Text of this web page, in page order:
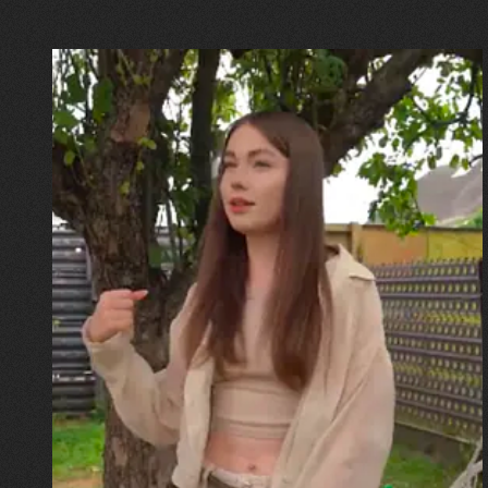
30.07.2026
Калина, Дарина та Віра Папроцькі
"Хвиля була, як від моря,
прозора і велика… Я ледве
встигла схопити племінницю"